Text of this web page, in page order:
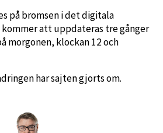
på bromsen i det digitala
att uppdateras tre gånger
morgonen, klockan 12 och
har sajten gjorts om.